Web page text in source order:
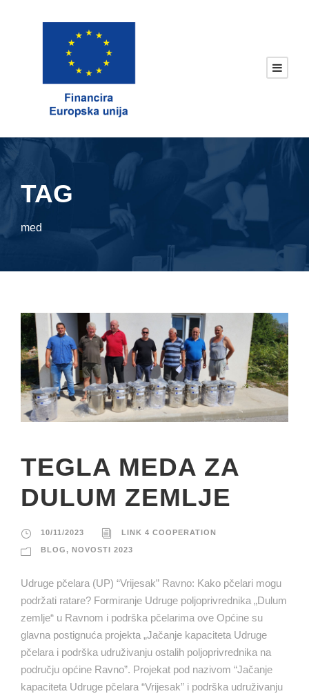
TAG
med
TEGLA MEDA ZA
DULUM ZEMLJE
10/11/2023 LINK 4 COOPERATION
BLOG, NOVOSTI 2023
Udruge pčelara (UP) “Vrijesak” Ravno: Kako pčelari mogu
podržati ratare? Formiranje Udruge poljoprivrednika „Dulum
zemlje“ u Ravnom i podrška pčelarima ove Općine su
glavna postignuća projekta „Jačanje kapaciteta Udruge
pčelara i podrška udruživanju ostalih poljoprivrednika na
području općine Ravno”. Projekat pod nazivom “Jačanje
kapaciteta Udruge pčelara “Vrijesak” i podrška udruživanju